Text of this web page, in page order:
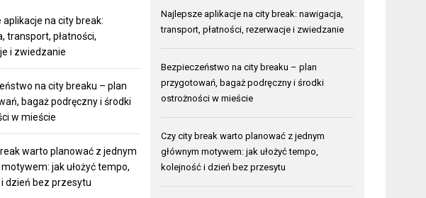
aplikacje na city break:
transport, płatności,
i zwiedzanie
na city breaku – plan
bagaż podręczny i środki
w mieście
warto planować z jednym
jak ułożyć tempo,
dzień bez przesytu
Najlepsze aplikacje na city break: nawigacja,
transport, płatności, rezerwacje i zwiedzanie
Bezpieczeństwo na city breaku – plan
przygotowań, bagaż podręczny i środki
ostrożności w mieście
Czy city break warto planować z jednym
głównym motywem: jak ułożyć tempo,
kolejność i dzień bez przesytu